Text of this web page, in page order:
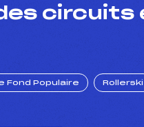
circuits
Fond Populaire Rollerski